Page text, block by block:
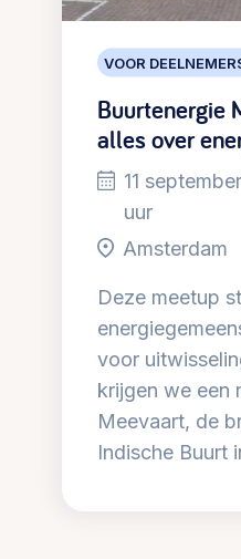
VOOR
Buurtenergie
alles over
11
uur
Amsterdam
Deze meetup
voor
krijgen we een
Meevaart, de
Indische Buurt